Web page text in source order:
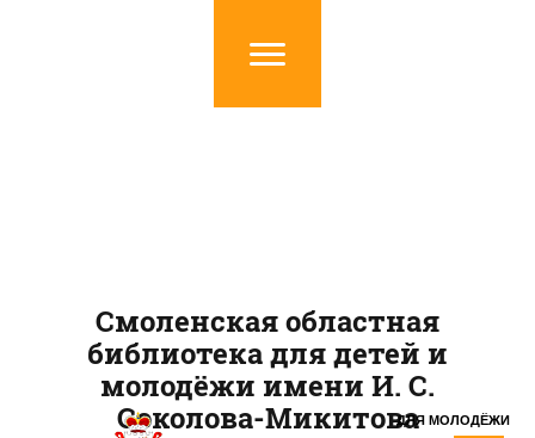
ДЛЯ МОЛОДЁЖИ
Смоленская областная
библиотека для детей и
молодёжи имени И. С.
Соколова-Микитова